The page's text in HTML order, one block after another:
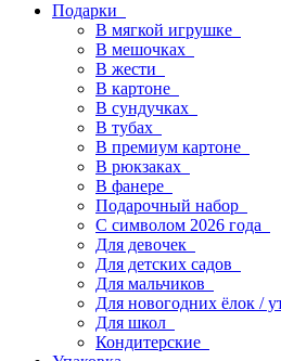
Подарки
В мягкой игрушке
В мешочках
В жести
В картоне
В сундучках
В тубах
В премиум картоне
В рюкзаках
В фанере
Подарочный набор
С символом 2026 года
Для девочек
Для детских садов
Для мальчиков
Для новогодних ёлок /
Для школ
Кондитерские